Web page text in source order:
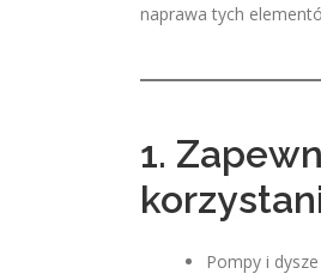
naprawa tych
1.
Pompy i